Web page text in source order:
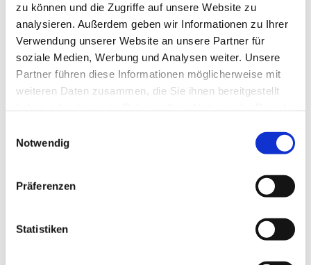
zu können und die Zugriffe auf unsere Website zu
analysieren. Außerdem geben wir Informationen zu Ihrer
Verwendung unserer Website an unsere Partner für
soziale Medien, Werbung und Analysen weiter. Unsere
Partner führen diese Informationen möglicherweise mit
weiteren Daten zusammen, die Sie ihnen bereitgestellt
Notwendig
Präferenzen
Statistiken
Dies könnte Sie auch